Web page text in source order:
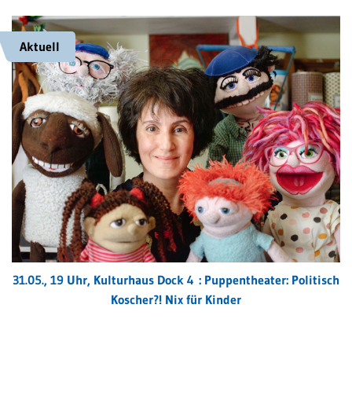
Aktuell
31.05., 19 Uhr, Kulturhaus Dock 4 : Puppentheater: Politisch
Koscher?! Nix für Kinder